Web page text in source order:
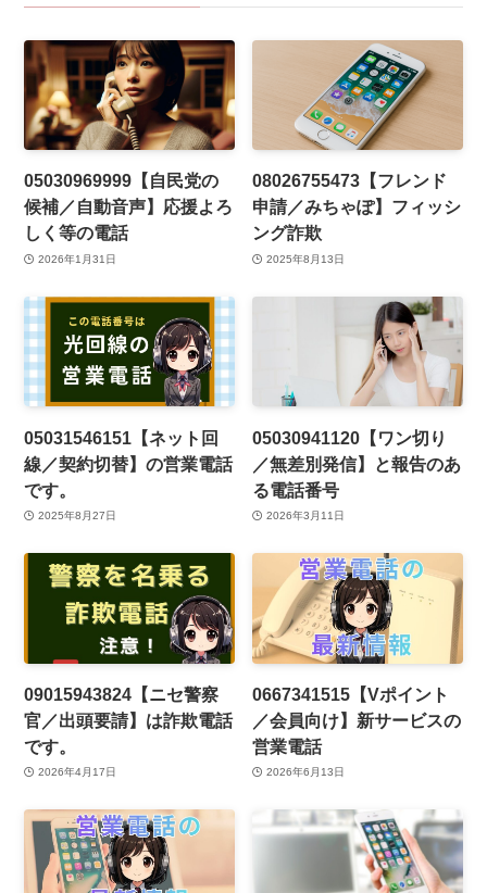
05030969999【自民党の
候補／自動音声】応援よろ
しく等の電話
2026年1月31日
08026755473【フレンド
申請／みちゃぽ】フィッシ
ング詐欺
2025年8月13日
05031546151【ネット回
線／契約切替】の営業電話
です。
2025年8月27日
05030941120【ワン切り
／無差別発信】と報告のあ
る電話番号
2026年3月11日
09015943824【ニセ警察
官／出頭要請】は詐欺電話
です。
2026年4月17日
0667341515【Vポイント
／会員向け】新サービスの
営業電話
2026年6月13日